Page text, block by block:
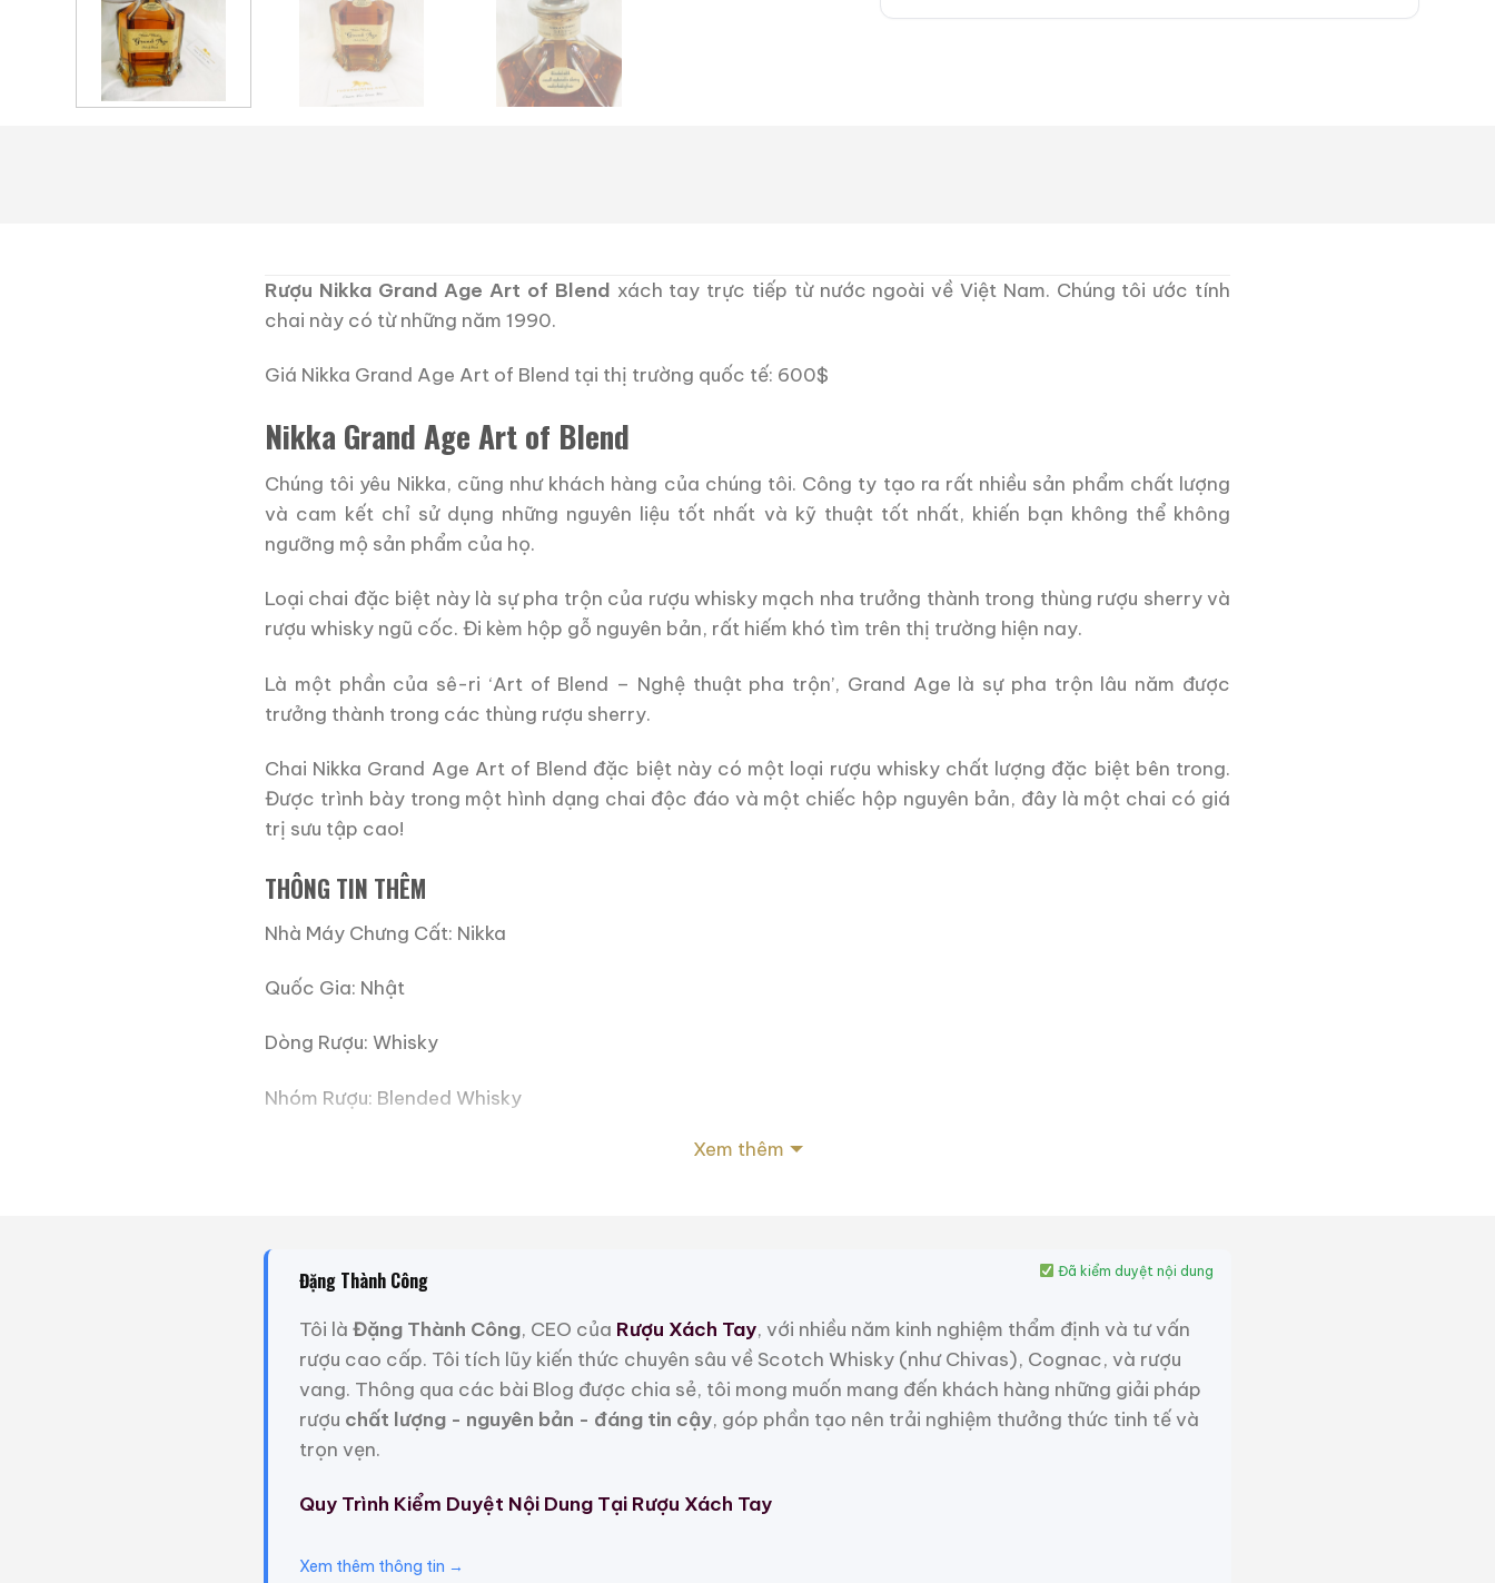
Rượu Nikka Grand Age Art of Blend xách tay trực tiếp từ nước ngoài về Việt Nam. Chúng tôi ước tính
chai này có từ những năm 1990.
Giá Nikka Grand Age Art of Blend tại thị trường quốc tế: 600$
Nikka Grand Age Art of Blend
Chúng tôi yêu Nikka, cũng như khách hàng của chúng tôi. Công ty tạo ra rất nhiều sản phẩm chất lượng
và cam kết chỉ sử dụng những nguyên liệu tốt nhất và kỹ thuật tốt nhất, khiến bạn không thể không
ngưỡng mộ sản phẩm của họ.
Loại chai đặc biệt này là sự pha trộn của rượu whisky mạch nha trưởng thành trong thùng rượu sherry và
rượu whisky ngũ cốc. Đi kèm hộp gỗ nguyên bản, rất hiếm khó tìm trên thị trường hiện nay.
Là một phần của sê-ri ‘Art of Blend – Nghệ thuật pha trộn’, Grand Age là sự pha trộn lâu năm được
trưởng thành trong các thùng rượu sherry.
Chai Nikka Grand Age Art of Blend đặc biệt này có một loại rượu whisky chất lượng đặc biệt bên trong.
Được trình bày trong một hình dạng chai độc đáo và một chiếc hộp nguyên bản, đây là một chai có giá
trị sưu tập cao!
THÔNG TIN THÊM
Nhà Máy Chưng Cất: Nikka
Quốc Gia: Nhật
Dòng Rượu: Whisky
Nhóm Rượu: Blended Whisky
Dung Tích: 660ml
Tình Trạng Tem Nhãn: Tốt
Tình Trạng Mức Rượu: Tốt
Trọng Lượng: 3kg
Giới Thiệu Một Số Mẫu Rượu Trung Quốc
Xem thêm
Đặng Thành Công
Tôi là Đặng Thành Công, CEO của Rượu Xách Tay, với nhiều năm kinh nghiệm thẩm định và tư vấn
rượu cao cấp. Tôi tích lũy kiến thức chuyên sâu về Scotch Whisky (như Chivas), Cognac, và rượu
vang. Thông qua các bài Blog được chia sẻ, tôi mong muốn mang đến khách hàng những giải pháp
rượu chất lượng - nguyên bản - đáng tin cậy, góp phần tạo nên trải nghiệm thưởng thức tinh tế và
trọn vẹn.
Quy Trình Kiểm Duyệt Nội Dung Tại Rượu Xách Tay
Xem thêm thông tin →
Đã kiểm duyệt nội dung